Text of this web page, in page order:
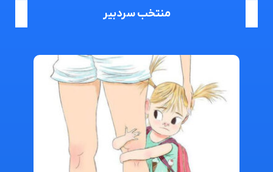
منتخب سردبیر